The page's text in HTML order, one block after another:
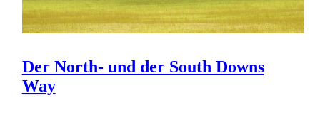
Der North- und der South Downs
Way